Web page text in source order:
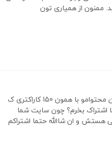
ممنون از همیاری تون
سلام بخشید امکانش هست ک من محتوامو با همون 150 کاراکتری ک
اشتراک بخرم؟ چون سایت شما
و ان شاالله حتما اشتراکم